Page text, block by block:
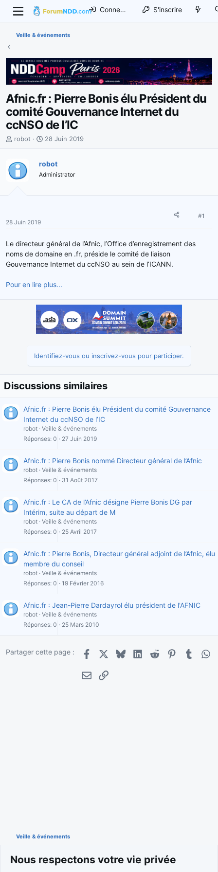
Connexion S'inscrire
Veille & événements
Afnic.fr : Pierre Bonis élu Président du
comité Gouvernance Internet du
ccNSO de l’IC
I
t
i
r
e
l
a
i
robot
D
e
d
28 Juin 2019
robot
Administrator
28 Juin 2019
#1
Le directeur général de l’Afnic, l’Office d’enregistrement des
noms de domaine en .fr, préside le comité de liaison
Gouvernance Internet du ccNSO au sein de l’ICANN.
Pour en lire plus...
Identifiez-vous ou inscrivez-vous pour participer.
Discussions similaires
Afnic.fr : Pierre Bonis élu Président du comité Gouvernance
Internet du ccNSO de l’IC
robot Veille & événements
Réponses 0 27 Juin 2019
Afnic.fr : Pierre Bonis nommé Directeur général de l’Afnic
robot Veille & événements
Réponses 0 31 Août 2017
Afnic.fr : Le CA de l’Afnic désigne Pierre Bonis DG par
Intérim, suite au départ de M
robot Veille & événements
Réponses 0 25 Avril 2017
Afnic.fr : Pierre Bonis, Directeur général adjoint de l’Afnic, élu
membre du conseil
robot Veille & événements
Réponses 0 19 Février 2016
Afnic.fr : Jean-Pierre Dardayrol élu président de l'AFNIC
robot Veille & événements
Réponses 0 25 Mars 2010
Partager cette page :
Facebook
X BlueskyLinkedInRedditPinterestTumblr
E-mailLien
Veille & événements
Nous respectons votre vie privée